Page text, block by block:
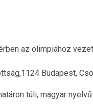
az olimpiához
Budapest,
túli, magyar